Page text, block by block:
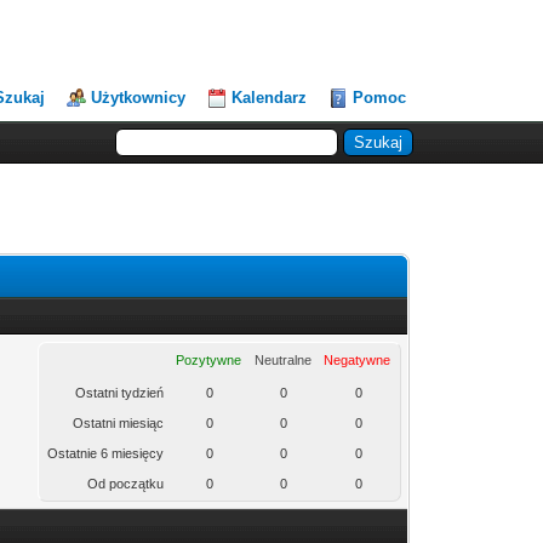
Użytkownicy Kalendarz Pomoc
Pozytywne Neutralne Negatywne
Ostatni tydzień 0 0 0
Ostatni miesiąc 0 0 0
Ostatnie 6 miesięcy 0 0 0
Od początku 0 0 0